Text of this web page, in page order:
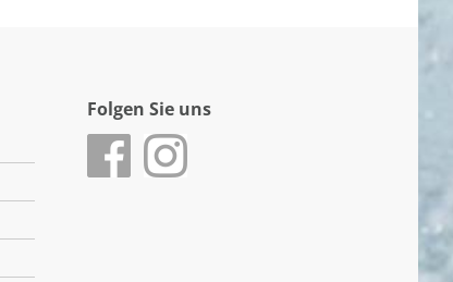
Folgen Sie uns